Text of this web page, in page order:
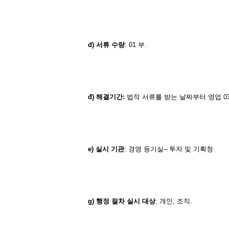
d) 서류 수량: 01 부.
đ) 해결기간: 법적 서류를 받는 날짜부터 영업
e) 실시 기관: 경영 등기실– 투자 및 기획청.
g) 행정 절차 실시 대상: 개인, 조직.